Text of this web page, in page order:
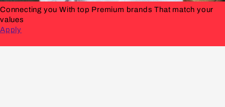
Connecting you With top Premium brands That match your
values
Apply